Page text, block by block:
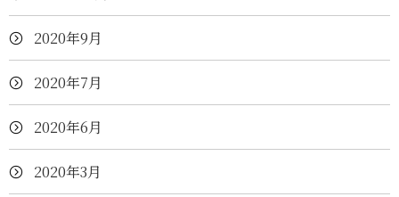
2020年9月
2020年7月
2020年6月
2020年3月